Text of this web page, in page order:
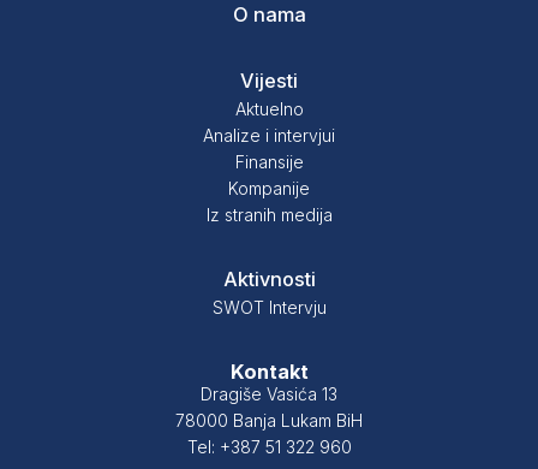
O nama
Vijesti
Aktuelno
Analize i intervjui
Finansije
Kompanije
Iz stranih medija
Aktivnosti
SWOT Intervju
Kontakt
Dragiše Vasića 13
78000 Banja Lukam BiH
Tel: +387 51 322 960